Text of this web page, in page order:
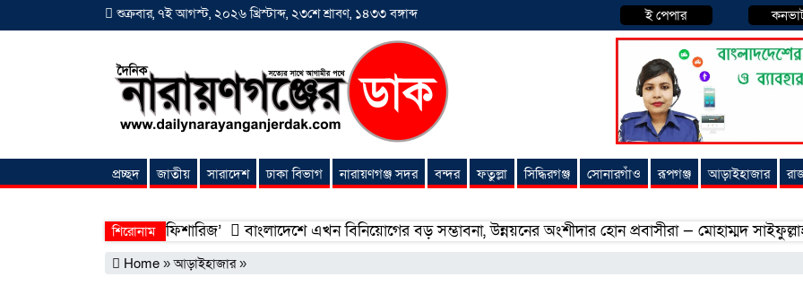
শুক্রবার, ৭ই আগস্ট, ২০২৬ খ্রিস্টাব্দ, ২৩শে শ্রাবণ, ১৪৩৩ বঙ্গাব্দ ই পেপার
প্রচ্ছদ জাতীয় সারাদেশ ঢাকা বিভাগ নারায়ণগঞ্জ সদর বন্দর ফতুল্লা সিদ্ধিরগঞ্জ সোনারগাঁও রূপগঞ্জ আড়াইহাজার
শিরোনাম
মোহাম্মদিয়া ফিশারিজ’ বাংলাদেশে এখন বিনিয়োগের বড় সম্ভাবনা, উন্নয়নের অংশীদার হোন প্রবাসীরা — মোহাম্মদ সাইফুল্লাহ্
Home »আড়াইহাজার»